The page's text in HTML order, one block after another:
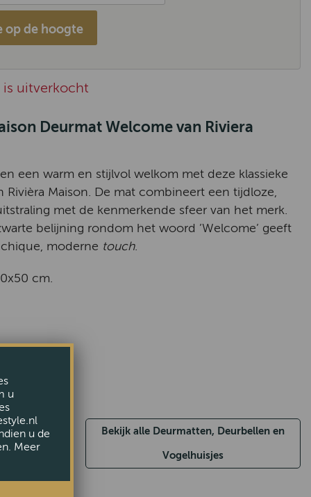
op de hoogte
is uitverkocht
Deurmat Welcome van Riviera
een warm en stijlvol welkom met deze klassieke
Rivièra Maison. De mat combineert een tijdloze,
met de kenmerkende sfeer van het merk.
belijning rondom het woord ’Welcome’ geeft
moderne touch.
cm.
Bekijk alle Deurmatten, Deurbellen en
Vogelhuisjes
u
u de
Meer